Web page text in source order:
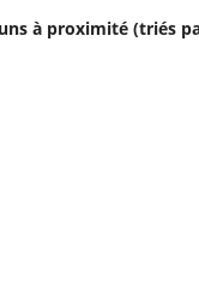
à proximité (triés